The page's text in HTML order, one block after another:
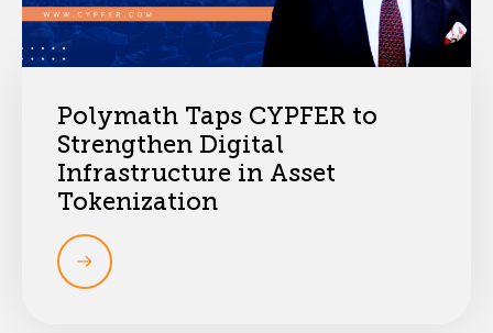
Polymath Taps CYPFER to
Strengthen Digital
Infrastructure in Asset
Tokenization